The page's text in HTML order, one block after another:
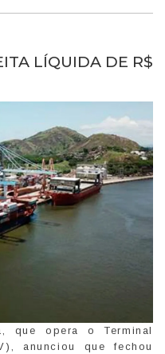
LÍQUIDA DE R$
que opera o Terminal
anunciou que fechou